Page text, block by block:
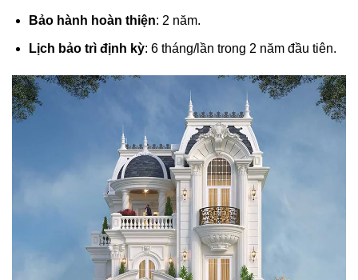
Bảo hành hoàn thiện: 2 năm.
Lịch bảo trì định kỳ: 6 tháng/lần trong 2 năm đầu tiên.